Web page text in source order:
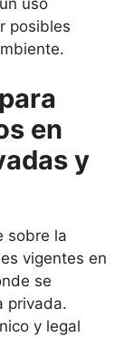
posibles
en
y
sobre la
vigentes en
se
privada.
y legal